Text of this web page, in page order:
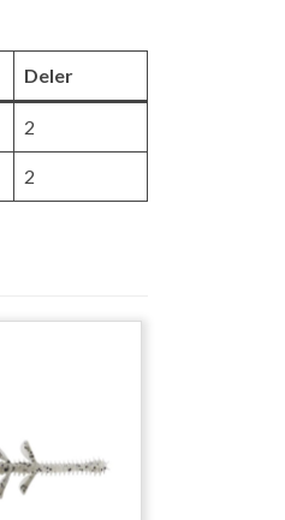
Deler
2
2